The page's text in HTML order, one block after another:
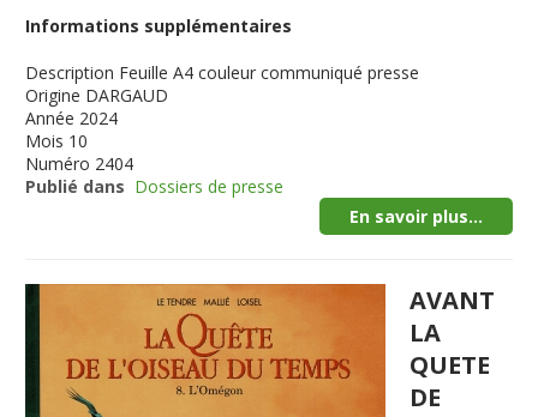
Informations supplémentaires
Description Feuille A4 couleur communiqué presse
Origine DARGAUD
Année 2024
Mois 10
Numéro 2404
Publié dans Dossiers de presse
En savoir plus...
AVANT
LA
QUETE
DE